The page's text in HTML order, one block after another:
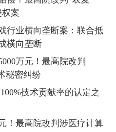
权案
行业横向垄断案：联合抵
横向垄断
万元！最高院改判
秘密纠纷
技术贡献率的认定之
！最高院改判涉医疗计算